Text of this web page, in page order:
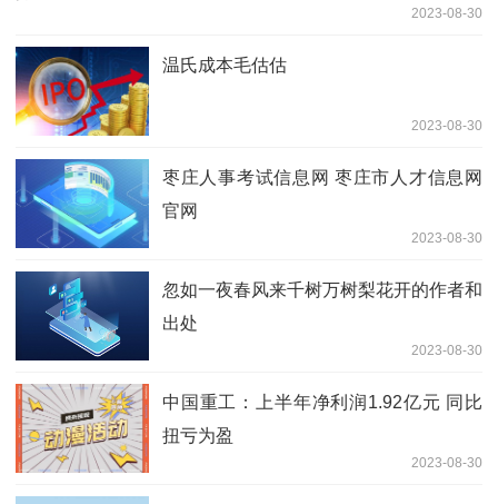
2023-08-30
温氏成本毛估估
2023-08-30
枣庄人事考试信息网 枣庄市人才信息网
官网
2023-08-30
忽如一夜春风来千树万树梨花开的作者和
出处
2023-08-30
中国重工：上半年净利润1.92亿元 同比
扭亏为盈
2023-08-30